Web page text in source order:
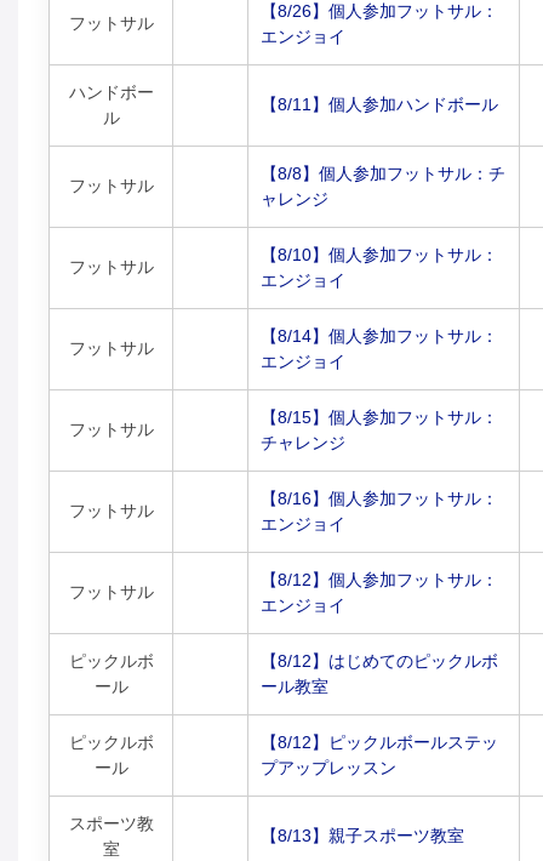
フットサル
【8/26】個人参加フットサル：
エンジョイ
ハンドボー
ル
【8/11】個人参加ハンドボール
フットサル
【8/8】個人参加フットサル：チ
ャレンジ
フットサル
【8/10】個人参加フットサル：
エンジョイ
フットサル
【8/14】個人参加フットサル：
エンジョイ
フットサル
【8/15】個人参加フットサル：
チャレンジ
フットサル
【8/16】個人参加フットサル：
エンジョイ
フットサル
【8/12】個人参加フットサル：
エンジョイ
ピックルボ
ール
【8/12】はじめてのピックルボ
ール教室
ピックルボ
ール
【8/12】ピックルボールステッ
プアップレッスン
スポーツ教
室
【8/13】親子スポーツ教室